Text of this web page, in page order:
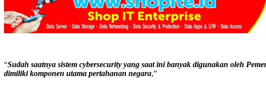
“Sudah saatnya sistem cybersecurity yang saat ini banyak digunakan oleh
dimiliki komponen utama pertahanan negara,”